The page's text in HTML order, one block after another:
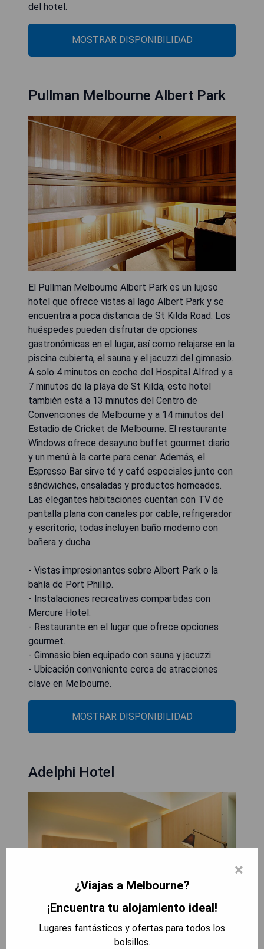
del hotel.
MOSTRAR DISPONIBILIDAD
Pullman Melbourne Albert Park
El Pullman Melbourne Albert Park es un lujoso
hotel que ofrece vistas al lago Albert Park y se
encuentra a poca distancia de St Kilda Road. Los
huéspedes pueden disfrutar de opciones
gastronómicas en el lugar, así como relajarse en la
piscina cubierta, el sauna y el jacuzzi del gimnasio.
A solo 4 minutos en coche del Hospital Alfred y a
7 minutos de la playa de St Kilda, este hotel
también está a 13 minutos del Centro de
Convenciones de Melbourne y a 14 minutos del
Estadio de Cricket de Melbourne. El restaurante
Windows ofrece desayuno buffet gourmet diario
y un menú à la carte para cenar. Además, el
Espresso Bar sirve té y café especiales junto con
sándwiches, ensaladas y productos horneados.
Las elegantes habitaciones cuentan con TV de
pantalla plana con canales por cable, refrigerador
y escritorio; todas incluyen baño moderno con
bañera y ducha.
- Vistas impresionantes sobre Albert Park o la
bahía de Port Phillip.
- Instalaciones recreativas compartidas con
Mercure Hotel.
- Restaurante en el lugar que ofrece opciones
gourmet.
- Gimnasio bien equipado con sauna y jacuzzi.
- Ubicación conveniente cerca de atracciones
clave en Melbourne.
MOSTRAR DISPONIBILIDAD
Adelphi Hotel
×
¿Viajas a Melbourne?
¡Encuentra tu alojamiento ideal!
Lugares fantásticos y ofertas para todos los
bolsillos.